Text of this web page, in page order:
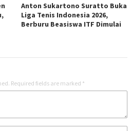
Anton Sukartono Suratto Buka
Liga Tenis Indonesia 2026,
Berburu Beasiswa ITF Dimulai
Required fields are marked *